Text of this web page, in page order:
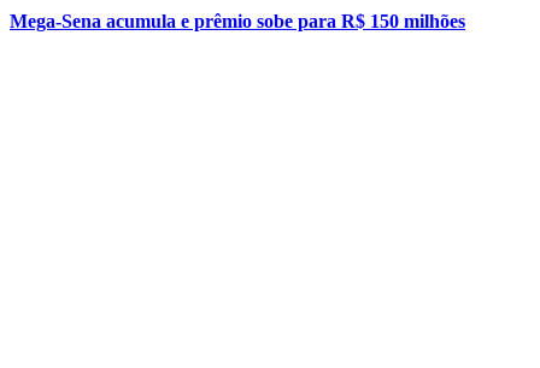
Mega-Sena acumula e prêmio sobe para R$ 150 milhões